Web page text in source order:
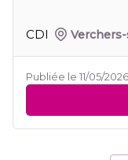
CDI
Publiée le 11/05/2026